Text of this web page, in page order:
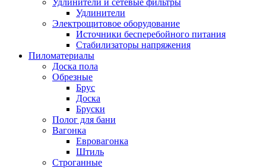
Удлинители и сетевые фильтры
Удлинители
Электрощитовое оборудование
Источники бесперебойного питания
Стабилизаторы напряжения
Пиломатериалы
Доска пола
Обрезные
Брус
Доска
Бруски
Полог для бани
Вагонка
Евровагонка
Штиль
Строганные